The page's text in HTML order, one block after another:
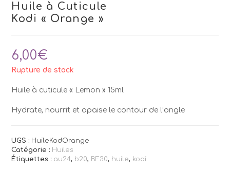
Huile à Cuticule
Kodi « Orange »
6,00€
Rupture de stock
Huile à cuticule « Lemon » 15ml
Hydrate, nourrit et apaise le contour de l’ongle
UGS : HuileKodOrange
Catégorie : Huiles
Étiquettes : au24, b20, BF30, huile, kodi